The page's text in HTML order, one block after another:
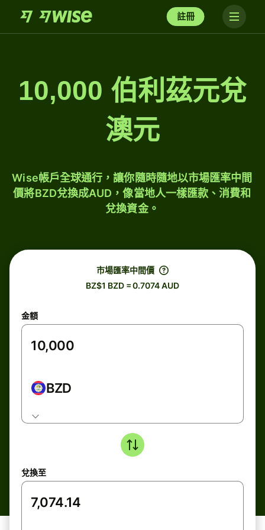
註冊
10,000 伯利茲元兌
澳元
Wise帳戶全球通行，讓你隨時隨地以市場匯率中間
價將BZD兌換成AUD，像當地人一樣匯款、消費和
兌換資金。
市場匯率中間價
BZ$1 BZD = 0.7074 AUD
金額
BZD
兌換至